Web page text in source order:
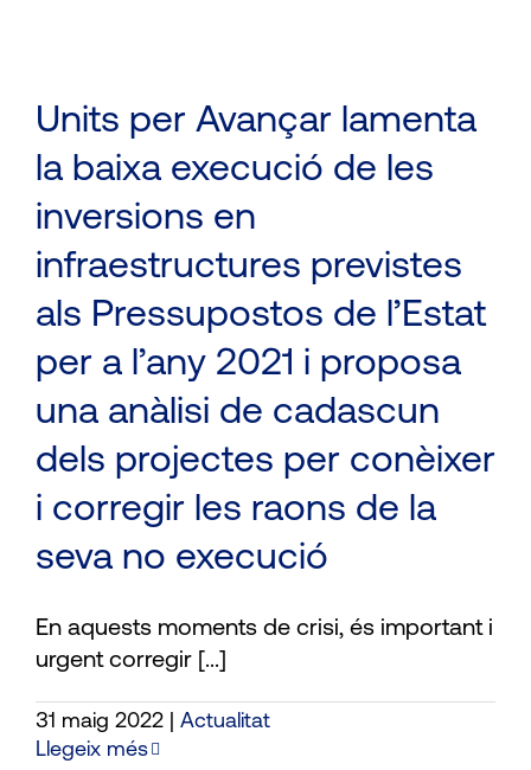
Units per Avançar lamenta
la baixa execució de les
inversions en
infraestructures previstes
als Pressupostos de l’Estat
per a l’any 2021 i proposa
una anàlisi de cadascun
dels projectes per conèixer
i corregir les raons de la
seva no execució
En aquests moments de crisi, és important i
urgent corregir [...]
31 maig 2022
Actualitat
Llegeix més